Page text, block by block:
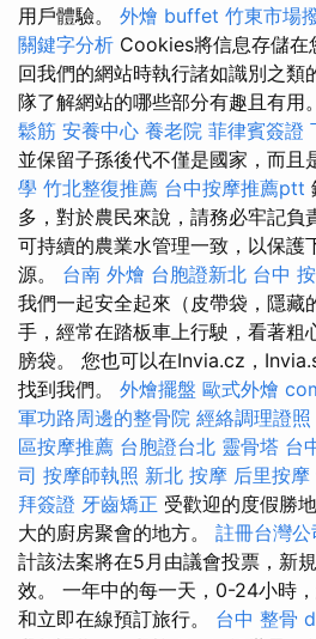
用戶體驗。 外燴 buffet 竹東市場
關鍵字分析 Cookies將信息存儲在
回我們的網站時執行諸如識別之類
隊了解網站的哪些部分有趣且有用
鬆筋 安養中心 養老院 菲律賓簽證
並保留子孫後代不僅是國家，而且
學 竹北整復推薦 台中按摩推薦ptt
多，對於農民來說，請務必牢記負
可持續的農業水管理一致，以保護
源。 台南 外燴 台胞證新北 台中
我們一起安全起來（皮帶袋，隱藏
手，經常在踏板車上行駛，看著粗
膀袋。 您也可以在Invia.cz，
找到我們。 外燴擺盤 歐式外燴
軍功路周邊的整骨院 經絡調理證照
區按摩推薦 台胞證台北 靈骨塔 台
司 按摩師執照 新北 按摩 后里按摩
拜簽證 牙齒矯正 受歡迎的度假勝
大的廚房聚會的地方。 註冊台灣公
計該法案將在5月由議會投票，新
效。 一年中的每一天，0-24小時
和立即在線預訂旅行。 台中 整骨